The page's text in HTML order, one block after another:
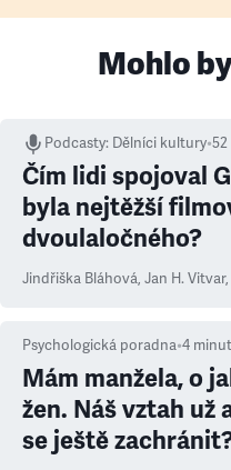
Mohlo
Podcasty: Dělníci kultury•
Čím lidi spojoval
byla nejtěžší
dvoulaločného?
Jindřiška Bláhová, Jan H. Vitvar,
Psychologická poradna•4
Mám manžela, o
žen. Náš vztah už
se ještě